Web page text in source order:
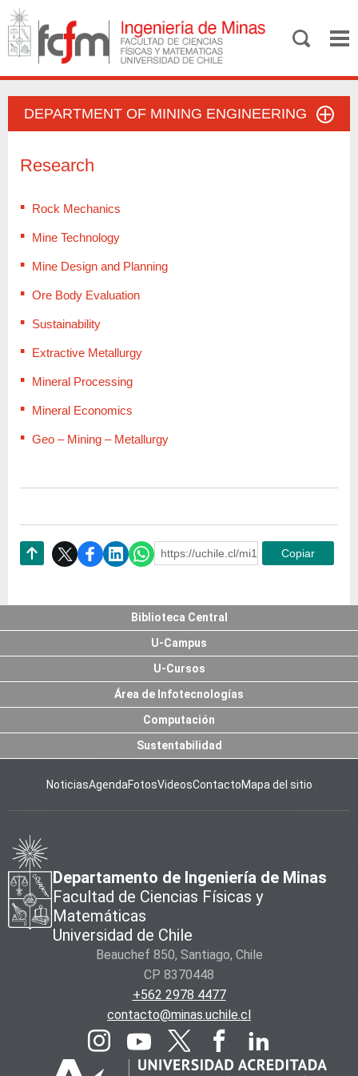
DEPARTMENT OF MINING ENGINEERING
Research
Rock Mechanics
Mine Technology
Mine Design and Planning
Ore Body Evaluation
Sustainability
Extractive Metallurgy
Mineral Processing
Mineral Economics
Geo – Mining – Metallurgy
https://uchile.cl/mi125975Copiar
Biblioteca Central
U-Campus
U-Cursos
Área de Infotecnologías
Computación
Sustentabilidad
NoticiasAgendaFotosVideosContactoMapa del sitio
Departamento de Ingeniería de Minas
Facultad de Ciencias Físicas y
Matemáticas
Universidad de Chile
Beauchef 850, Santiago, Chile
CP 8370448
+562 2978 4477
contacto@minas.uchile.cl